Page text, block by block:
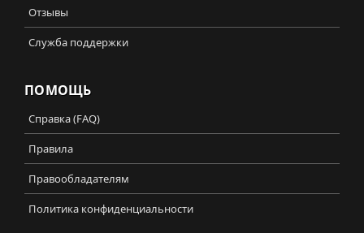
Отзывы
Служба поддержки
ПОМОЩЬ
Справка (FAQ)
Правила
Правообладателям
Политика конфиденциальности